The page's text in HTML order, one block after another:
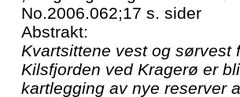
No.2006.062;17 s. sider
Abstrakt:
Kvartsittene vest og sørvest
Kilsfjorden ved Kragerø er
kartlegging av nye reserver